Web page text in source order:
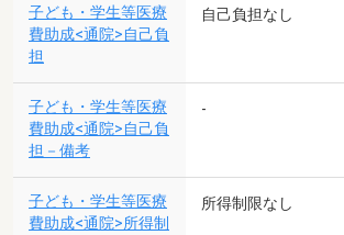
子ども・学生等医療
費助成<通院>自己負
担
自己負担なし
子ども・学生等医療
費助成<通院>自己負
担－備考
-
子ども・学生等医療
費助成<通院>所得制
所得制限なし